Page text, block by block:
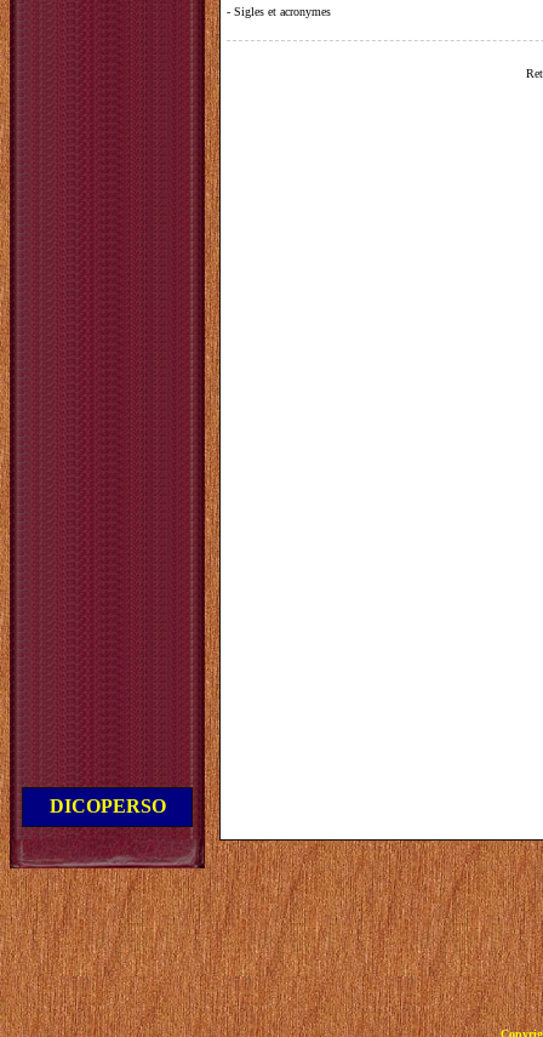
DICOPERSO
- Sigles et acronymes